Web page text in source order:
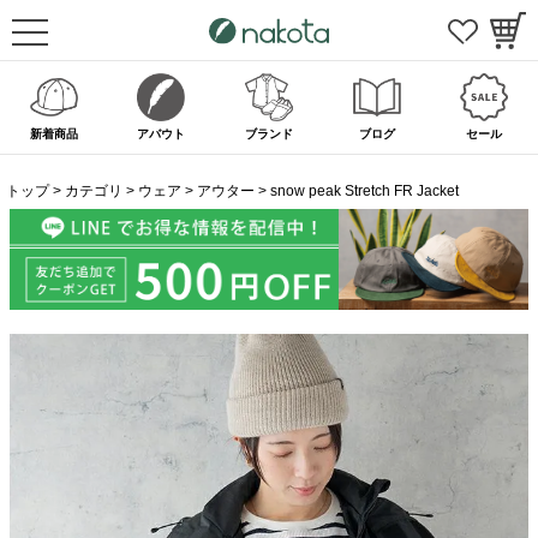
新着商品 アバウト ブランド ブログ セール
トップ カテゴリ ウェア アウター snow peak Stretch FR Jacket